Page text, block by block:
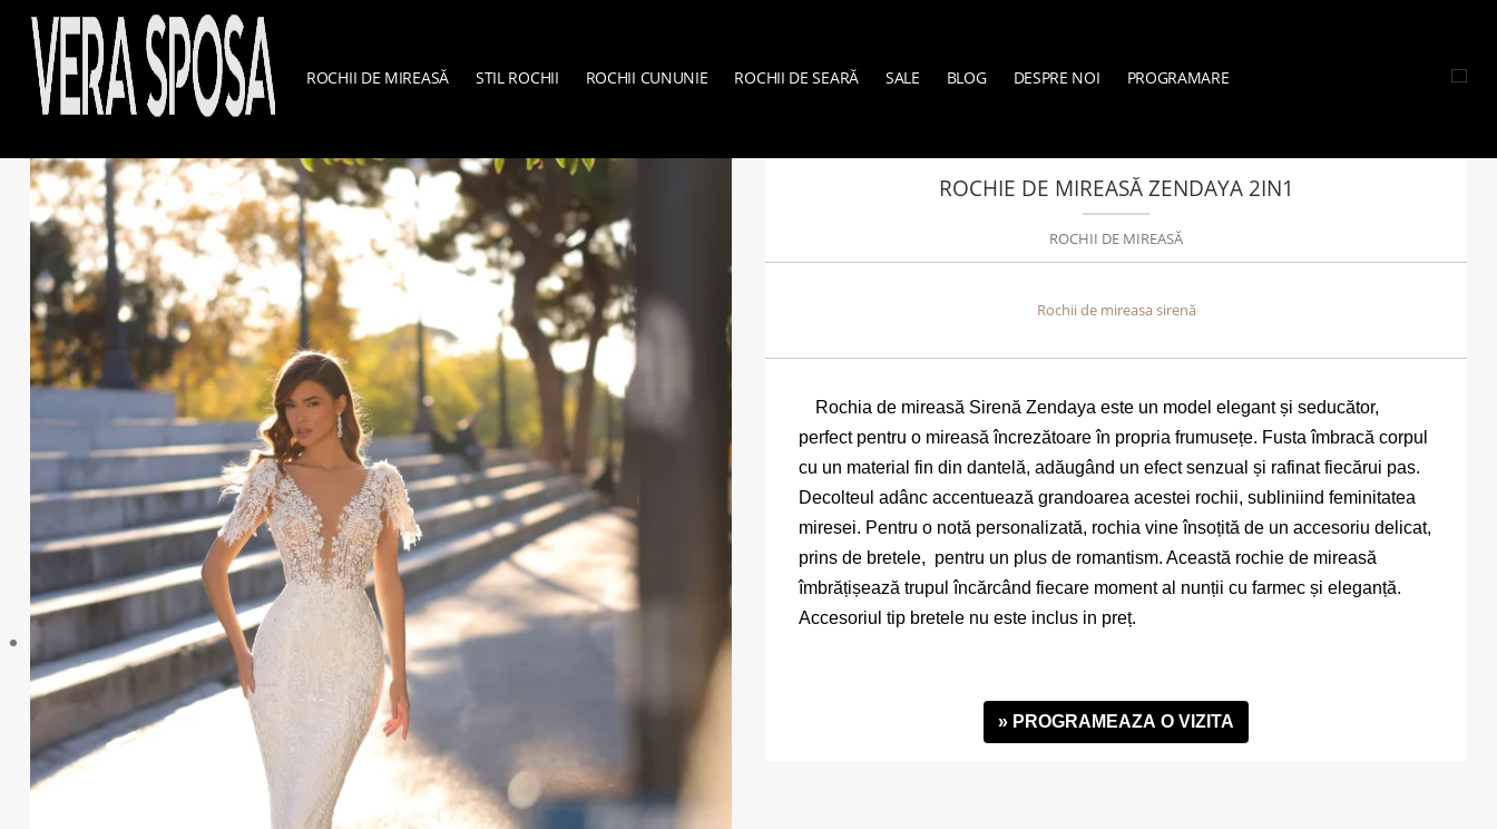
ROCHII DE MIREASĂ STIL ROCHII ROCHII CUNUNIE ROCHII DE SEARĂ SALE BLOG DESPRE NOI PROGRAMARE
ROCHIE DE MIREASĂ ZENDAYA 2IN1
ROCHII DE MIREASĂ
Rochii de mireasa sirenă
Rochia de mireasă Sirenă Zendaya este un model elegant și seducător,
perfect pentru o mireasă încrezătoare în propria frumusețe. Fusta îmbracă corpul
cu un material fin din dantelă, adăugând un efect senzual și rafinat fiecărui pas.
Decolteul adânc accentuează grandoarea acestei rochii, subliniind feminitatea
miresei. Pentru o notă personalizată, rochia vine însoțită de un accesoriu delicat,
prins de bretele, pentru un plus de romantism. Această rochie de mireasă
îmbrățișează trupul încărcând fiecare moment al nunții cu farmec și eleganță.
Accesoriul tip bretele nu este inclus in preț.
» PROGRAMEAZA O VIZITA